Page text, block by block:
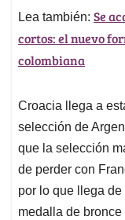
Lea también: Se
cortos: el nuevo
colombiana
Croacia llega a
selección de
que la selección
de perder con
por lo que llega
medalla de